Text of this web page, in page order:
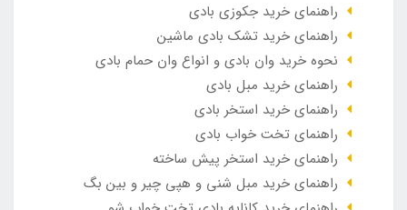
راهنمای خرید جکوزی بادی
راهنمای خرید تشک بادی ماشین
نحوه خرید وان بادی و انواع وان حمام بادی
راهنمای خرید مبل بادی
راهنمای خرید استخر بادی
راهنمای تخت خواب بادی
راهنمای خرید استخر پیش ساخته
راهنمای خرید مبل شنی و هپی چیر و بین بگ